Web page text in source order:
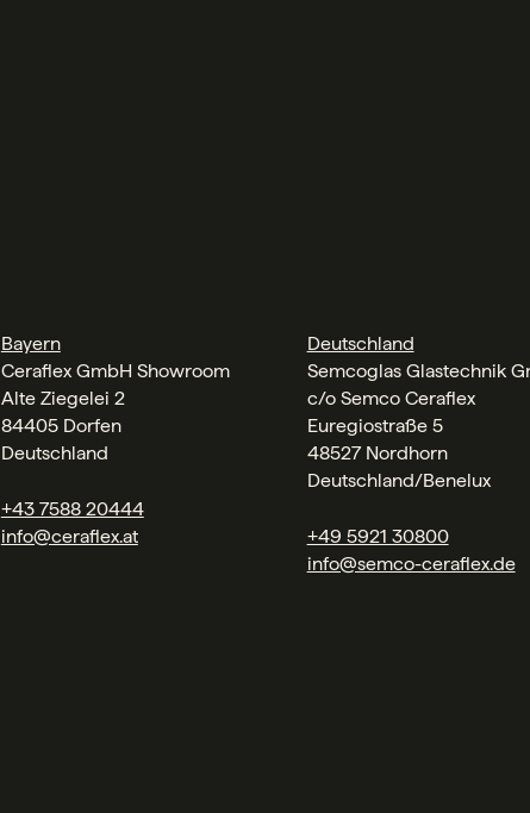
Bayern
Ceraflex GmbH Showroom
Alte Ziegelei 2
84405 Dorfen
Deutschland
+43 7588 20444
info@ceraflex.at
Deutschland
Semcoglas Glastechnik
c/o Semco Ceraflex
Euregiostraße 5
48527 Nordhorn
Deutschland/Benelux
+49 5921 30800
info@semco-ceraflex.de